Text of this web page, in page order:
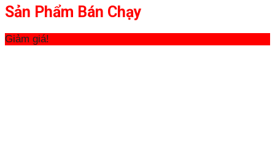
Sản Phẩm Bán Chạy
Giảm giá!